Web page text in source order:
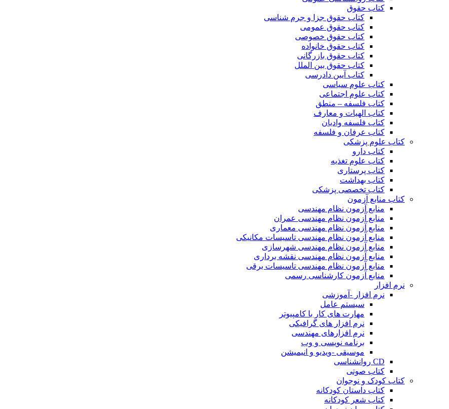
کتاب حقوق
کتاب حقوق جزا و جرم شناسی
کتاب حقوق عمومی
کتاب حقوق خصوصی
کتاب حقوق خانواده
کتاب حقوق بازرگانی
کتاب حقوق بین الملل
کتاب آیین دادرسی
کتاب علوم سیاسی
کتاب علوم اجتماعی
کتاب فلسفه – منطق
کتاب الهیات و معارف
کتاب فلسفه وادیان
کتاب عرفان و فلسفه
کتاب علوم پزشکی
کتاب دارو
کتاب علوم تغذیه
کتاب پرستاری
کتاب بهداشت
کتاب تخصصی پزشکی
کتاب منابع آزمون
منابع آزمون نظام مهندسی
منابع آزمون نظام مهندسی عمران
منابع آزمون نظام مهندسی معماری
منابع آزمون نظام مهندسی تاسیسات مکانیکی
منابع آزمون نظام مهندسی شهرسازی
منابع آزمون نظام مهندسی نقشه برداری
منابع آزمون نظام مهندسی تاسیسات برقی
منابع آزمون کارشناسی رسمی
نرم افزار
نرم افزار -آموزشی
سیستم عامل
مهارت های کار با کامپیوتر
نرم افزار های گرافیکی
نرم افزارهای مهندسی
برنامه نویسی و وب
موسیقی -ویدیو و انیمیشن
CD روانشناسی
کتاب صوتی
کتاب کودک و نوجوان
کتاب داستان کودکانه
کتاب شعر کودکانه